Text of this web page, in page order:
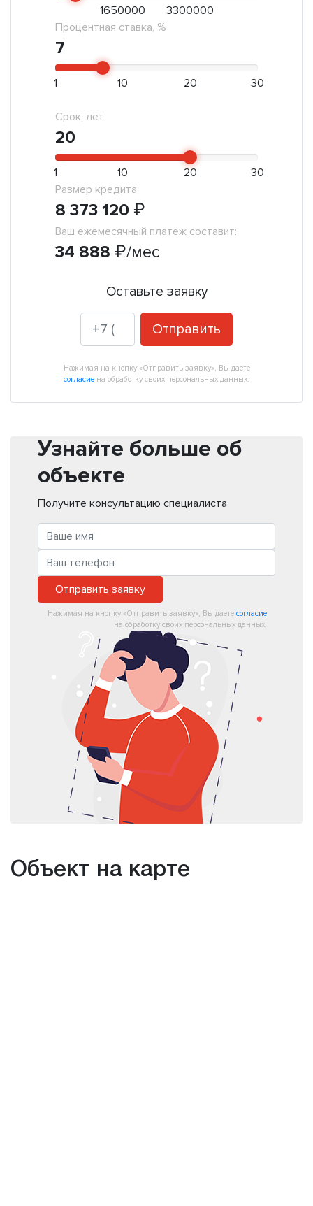
1650000
3300000
Процентная ставка, %
7
1 10 20 30
Срок, лет
20
1 10 20
30
Размер кредита:
8 373 120 ₽
Ваш ежемесячный платеж составит:
34 888 ₽/мес
Оставьте заявку
Отправить
Нажимая на кнопку «Отправить заявку», Вы даете
согласие на обработку своих персональных данных.
Узнайте больше об
объекте
Получите консультацию специалиста
Отправить заявку
Нажимая на кнопку «Отправить заявку», Вы даете согласие
на обработку своих персональных данных.
Объект на карте